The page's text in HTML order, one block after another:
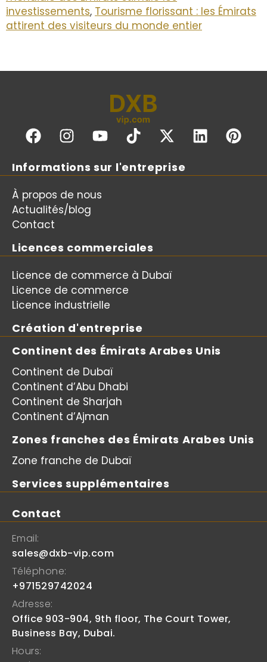
investissements, Tourisme florissant : les Émirats
attirent des visiteurs du monde entier
Informations sur l'entreprise
À propos de nous
Actualités/blog
Contact
Licences commerciales
Licence de commerce à Dubaï
Licence de commerce
Licence industrielle
Création d'entreprise
Continent des Émirats Arabes Unis
Continent de Dubaï
Continent d’Abu Dhabi
Continent de Sharjah
Continent d’Ajman
Zones franches des Émirats Arabes Unis
Zone franche de Dubaï
Services supplémentaires
Contact
Email:
sales@dxb-vip.com
Téléphone:
+971529742024
Adresse:
Office 903-904, 9th floor, The Court Tower,
Business Bay, Dubai.
Hours: